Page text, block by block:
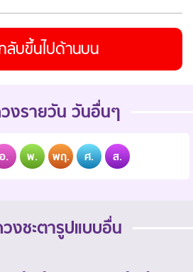
ลับขึ้นไปด้านบน
งรายวัน วันอื่นๆ
อ. พ. พฤ. ศ. ส.
งชะตารูปแบบอื่น